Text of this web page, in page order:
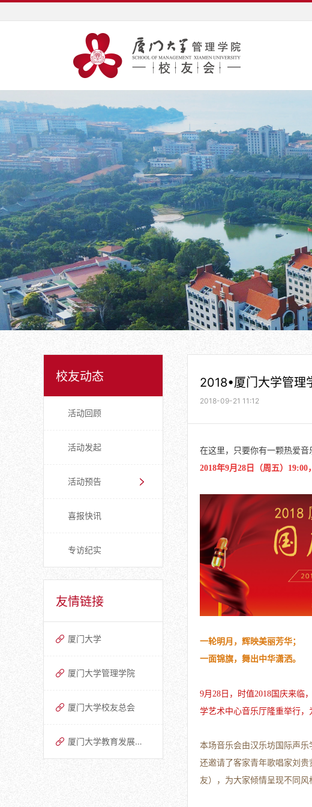
校友动态
活动回顾
活动发起
活动预告
喜报快讯
专访纪实
友情链接
厦门大学
厦门大学管理学院
厦门大学校友总会
厦门大学教育发展基金会
2018•厦门大学管理
2018-09-21 11:12
在这里，只要你有一颗热爱音
2018年9月28日（周五）
一轮明月，辉映美丽芳华；
一面锦旗，舞出中华潇洒。
9月28日，时值2018国庆来临
学艺术中心音乐厅隆重举行，
本场音乐会由汉乐坊国际声
还邀请了客家青年歌唱家刘贵
友）， 为大家倾情呈现不同风